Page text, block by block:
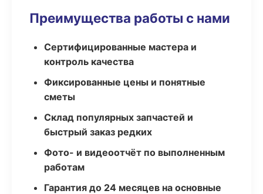
Преимущества работы с нами
Сертифицированные мастера и
контроль качества
Фиксированные цены и понятные
сметы
Склад популярных запчастей и
быстрый заказ редких
Фото- и видеоотчёт по выполненным
работам
Гарантия до 24 месяцев на основные